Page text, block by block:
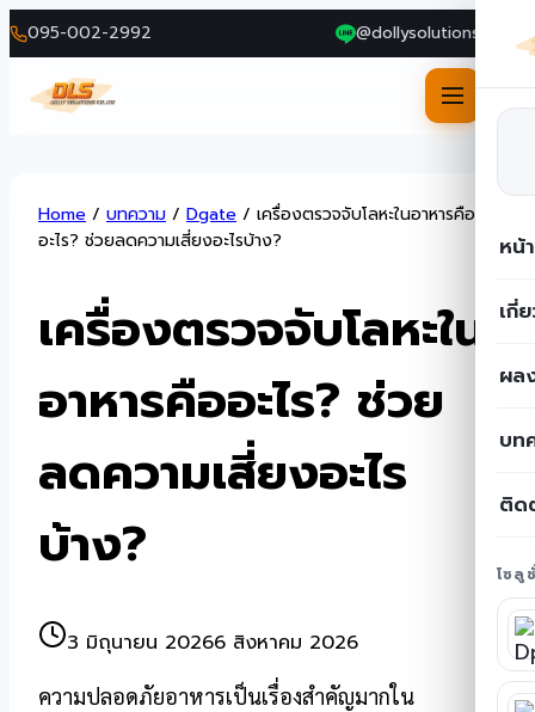
095-002-2992 @dollysolutions
หน้
เกี่
ผล
บท
ติด
โซลู
content
Home / บทความ / Dgate / เครื่องตรวจจับโลหะในอาหารคือ
อะไร? ช่วยลดความเสี่ยงอะไรบ้าง?
เครื่องตรวจจับโลหะใน
อาหารคืออะไร? ช่วย
ลดความเสี่ยงอะไร
บ้าง?
3 มิถุนายน 20266 สิงหาคม 2026
ความปลอดภัยอาหารเป็นเรื่องสำคัญมากใน